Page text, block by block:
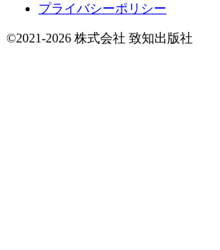
プライバシーポリシー
©2021-2026 株式会社 致知出版社